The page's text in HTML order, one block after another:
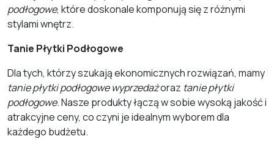
podłogowe, które doskonale komponują się z różnymi
stylami wnętrz.
Tanie Płytki Podłogowe
Dla tych, którzy szukają ekonomicznych rozwiązań, mamy
tanie płytki podłogowe wyprzedażoraz tanie płytki
podłogowe. Nasze produkty łączą w sobie wysoką jakość i
atrakcyjne ceny, co czyni je idealnym wyborem dla
każdego budżetu.